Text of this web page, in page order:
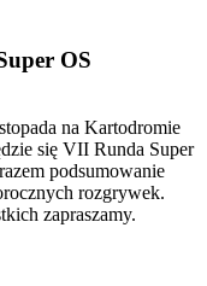
OS
na Kartodromie
się VII Runda Super
podsumowanie
rozgrywek.
zapraszamy.